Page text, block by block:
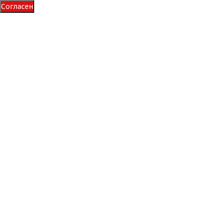
Согласен